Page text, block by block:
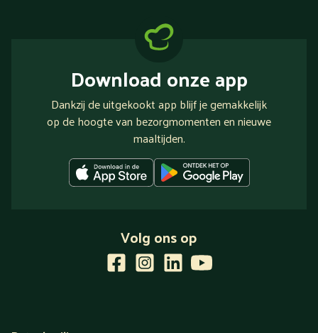
Download onze app
Dankzij de uitgekookt app blijf je gemakkelijk
op de hoogte van bezorgmomenten en nieuwe
maaltijden.
Volg ons op